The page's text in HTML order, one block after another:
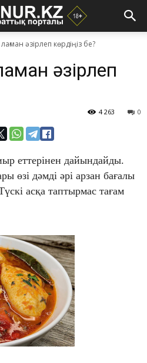
әзірлеп көрдіңіз бе?
әзірлеп
0
4 263
еттерінен дайындайды.
өзі дәмді әрі арзан бағалы
асқа таптырмас тағам